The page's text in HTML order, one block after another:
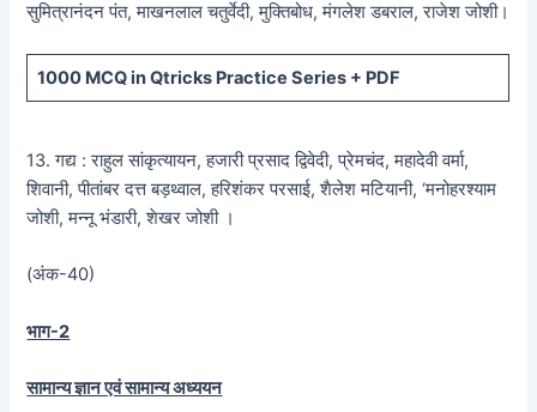
सुमित्रानंदन पंत, माखनलाल चतुर्वेदी, मुक्तिबोध, मंगलेश डबराल, राजेश जोशी।
1000 MCQin Qtricks Practice Series + PDF
13. गद्य : राहुल सांकृत्यायन, हजारी प्रसाद द्विवेदी, प्रेमचंद, महादेवी वर्मा,
शिवानी, पीतांबर दत्त बड़थ्वाल, हरिशंकर परसाई, शैलेश मटियानी, ‘मनोहरश्याम
जोशी, मन्नू भंडारी, शेखर जोशी ।
(अंक-40)
भाग-2
सामान्य ज्ञान एवं सामान्य अध्ययन